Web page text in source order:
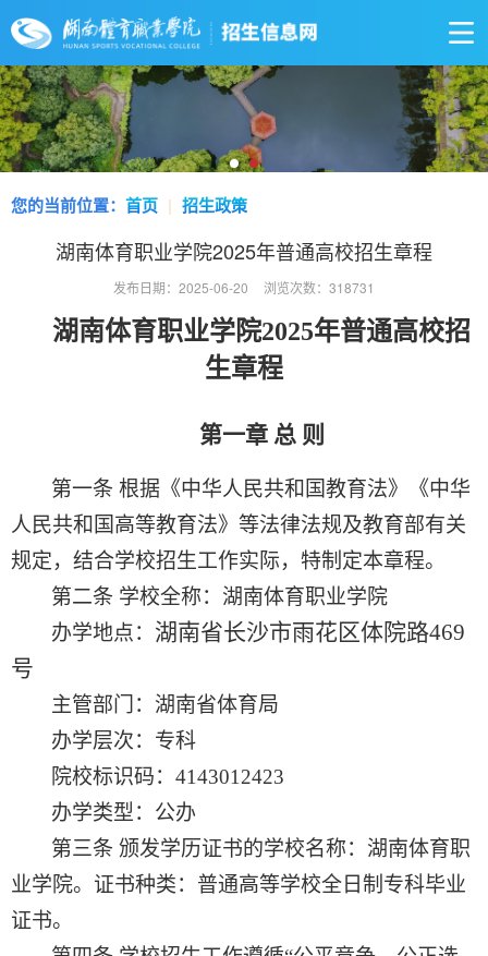
您的当前位置： 首页 | 招生政策
湖南体育职业学院2025年普通高校招生章程
发布日期：2025-06-20 浏览次数： 318731
湖南体育职业学院2025年普通高校招
生章程
第一章 总 则
第一条 根据《中华人民共和国教育法》《中华
人民共和国高等教育法》等法律法规及教育部有关
规定，结合学校招生工作实际，特制定本章程。
第二条 学校全称： 湖南体育职业学院
办学地点： 湖南省长沙市雨花区体院路469
号
主管部门：湖南省体育局
办学层次：专科
院校标识码： 4143012423
办学类型：公办
第三条 颁发学历证书的学校名称： 湖南体育职
业学院。证书种类：普通高等学校全日制专科毕业
证书。